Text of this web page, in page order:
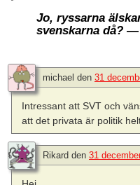
Jo, ryssarna
svenskarna då? —
michael den 31
Intressant att SVT och
att det privata är politik
Rikard den 31